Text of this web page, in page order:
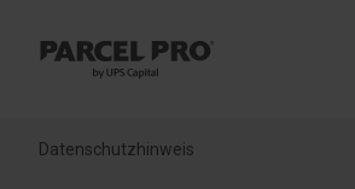
Datenschutzhinweis